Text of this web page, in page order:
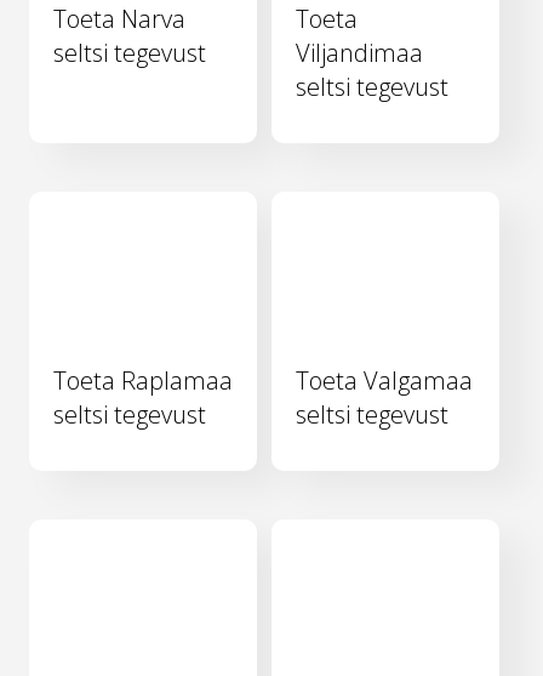
Toeta Narva
seltsi tegevust
Toeta
Viljandimaa
seltsi tegevust
Toeta Raplamaa
seltsi tegevust
Toeta Valgamaa
seltsi tegevust